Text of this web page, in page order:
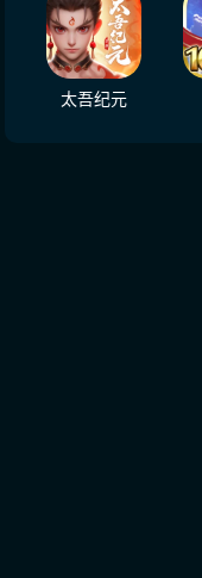
太吾纪元